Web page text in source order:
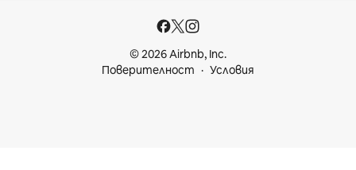
© 2026 Airbnb, Inc.
Поверителност
Условия